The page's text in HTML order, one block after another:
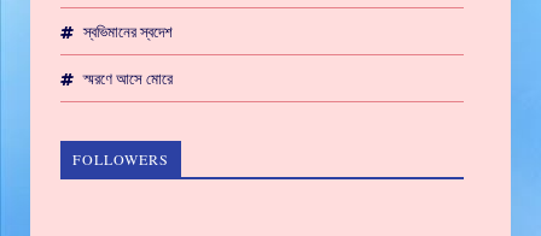
স্বভিমানের স্বদেশ
স্মরণে আসে মোরে
FOLLOWERS